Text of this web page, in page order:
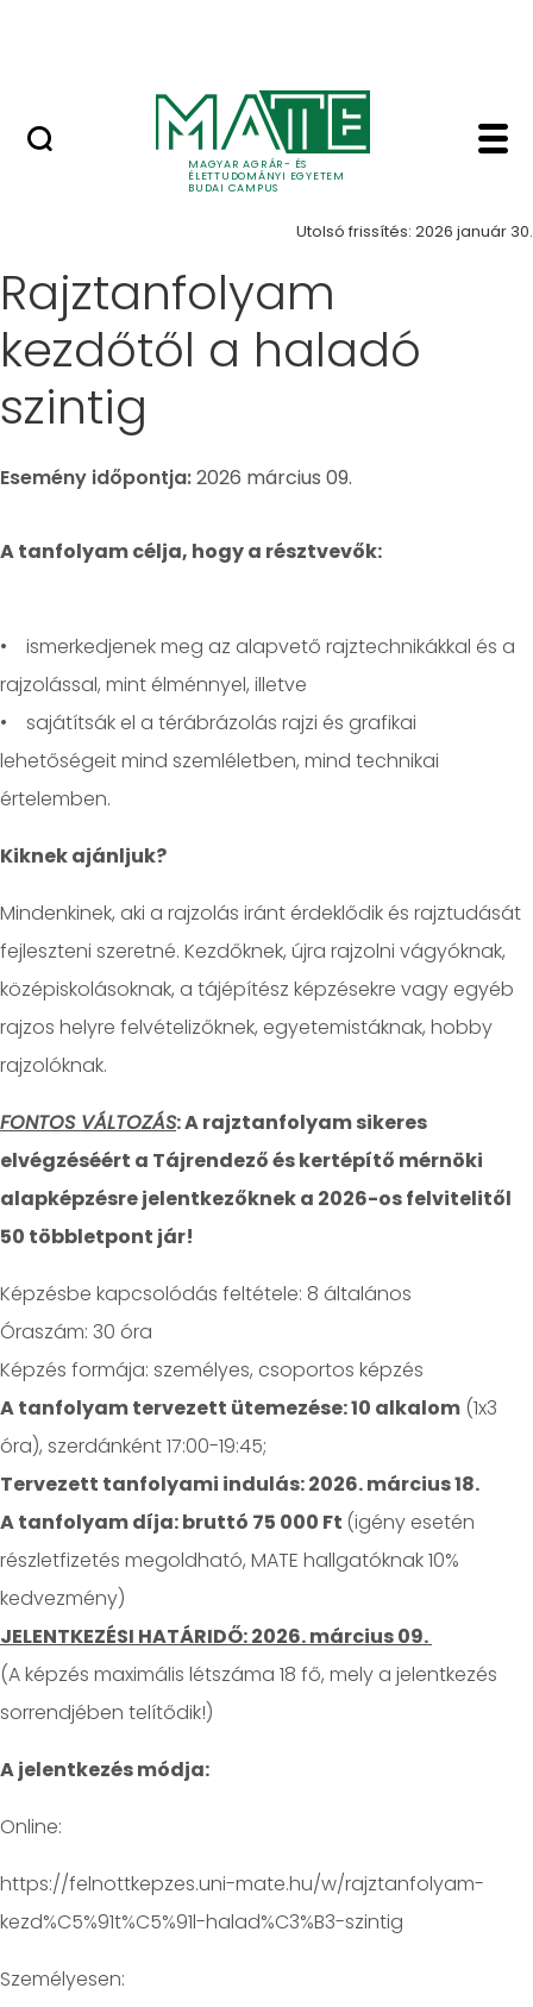
MAGYAR AGRÁR- ÉS
ÉLETTUDOMÁNYI EGYETEM
BUDAI CAMPUS
Esemény - Budai
Események
Utolsó frissítés: 2026 január 30.
Rajztanfolyam
kezdőtől a haladó
szintig
Esemény időpontja:2026 március 09.
A tanfolyam célja, hogy a résztvevők:
• ismerkedjenek meg az alapvető rajztechnikákkal és a
rajzolással, mint élménnyel, illetve
• sajátítsák el a térábrázolás rajzi és grafikai
lehetőségeit mind szemléletben, mind technikai
értelemben.
Kiknek ajánljuk?
Mindenkinek, aki a rajzolás iránt érdeklődik és rajztudását
fejleszteni szeretné. Kezdőknek, újra rajzolni vágyóknak,
középiskolásoknak, a tájépítész képzésekre vagy egyéb
rajzos helyre felvételizőknek, egyetemistáknak, hobby
rajzolóknak.
FONTOS VÁLTOZÁS: A rajztanfolyam sikeres
elvégzéséért a Tájrendező és kertépítő mérnöki
alapképzésre jelentkezőknek a 2026-os felvitelitől
50 többletpont jár!
Képzésbe kapcsolódás feltétele: 8 általános
Óraszám: 30 óra
Képzés formája: személyes, csoportos képzés
A tanfolyam tervezett ütemezése: 10 alkalom (1x3
óra), szerdánként 17:00-19:45;
Tervezett tanfolyami indulás: 2026. március 18.
A tanfolyam díja: bruttó 75 000 Ft (igény esetén
részletfizetés megoldható, MATE hallgatóknak 10%
kedvezmény)
JELENTKEZÉSI HATÁRIDŐ: 2026. március 09.
(A képzés maximális létszáma 18 fő, mely a jelentkezés
sorrendjében telítődik!)
A jelentkezés módja:
Online:
https://felnottkepzes.uni-mate.hu/w/rajztanfolyam-
kezd%C5%91t%C5%91l-halad%C3%B3-szintig
Személyesen: